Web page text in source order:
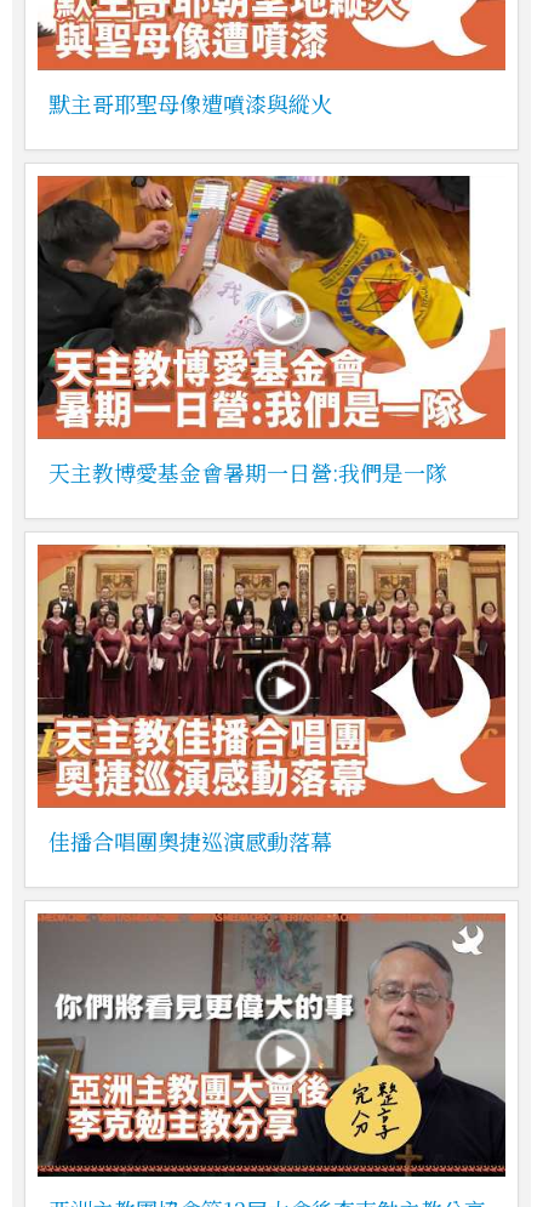
默主哥耶聖母像遭噴漆與縱火
天主教博愛基金會暑期一日營:我們是一隊
佳播合唱團奧捷巡演感動落幕